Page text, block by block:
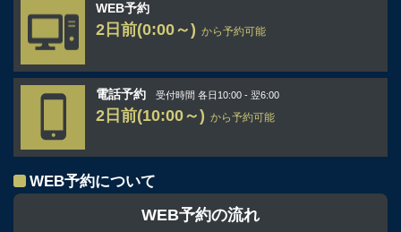
WEB予約
2日前(0:00～) から予約可能
電話予約 受付時間 各日10:00 - 翌6:00
2日前(10:00～) から予約可能
WEB予約について
WEB予約の流れ